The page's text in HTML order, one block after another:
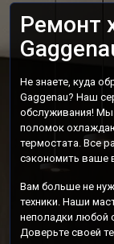
Ремонт
Не знаете, куда
Gaggenau? Наш
обслуживания! Мы
поломок
термостата. Все
сэкономить ваше
Вам больше не
техники. Наши
неполадки любой
Доверьте своей